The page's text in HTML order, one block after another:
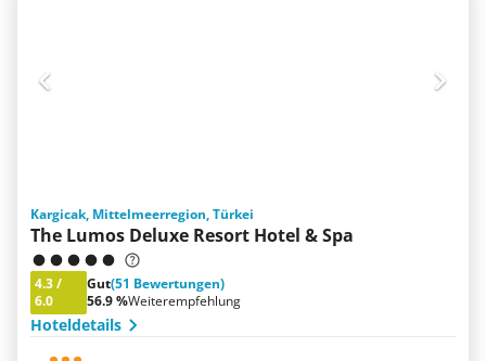
Kargicak, Mittelmeerregion, Türkei
The Lumos Deluxe Resort Hotel & Spa
4.3/
6.0
Gut(51 Bewertungen)
56.9 %Weiterempfehlung
Hoteldetails